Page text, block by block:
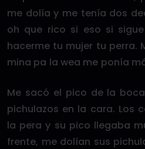
me dolía y me tenía dos
oh que rico si eso si
hacerme tu mujer tu perra.
mina pa la wea me ponía
Me sacó el pico de la
pichulazos en la cara. Los
la pera y su pico llegaba
frente, me dolían sus